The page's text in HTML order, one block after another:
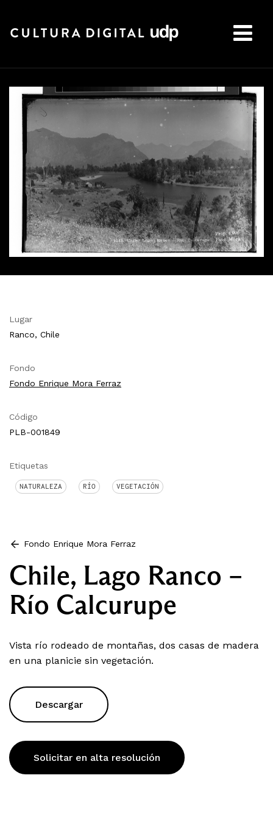
Lugar
Ranco, Chile
Fondo
Fondo Enrique Mora Ferraz
Código
PLB-001849
Etiquetas
NATURALEZA RÍO VEGETACIÓN
Fondo Enrique Mora Ferraz
Chile, Lago Ranco –
Río Calcurupe
Vista río rodeado de montañas, dos casas de madera
en una planicie sin vegetación.
Descargar
Solicitar en alta resolución